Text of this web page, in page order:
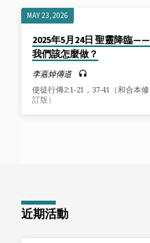
講
道
BY
李
嘉
MAY 23, 2026
2025年5月24日 聖靈降臨——
我們該怎麼做？
李嘉焯傳道
使徒行傳2:1-21，37-41（和合本修
訂版）
近期活動